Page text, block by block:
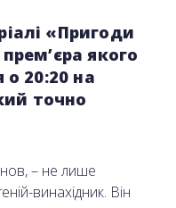
«Пригоди
якого
о 20:20 на
точно
– не лише
винахідник. Він